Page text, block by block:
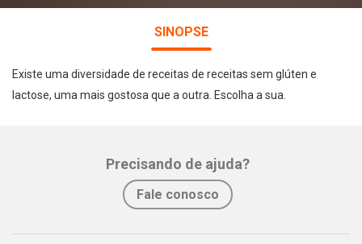
SINOPSE
Existe uma diversidade de receitas de receitas sem glúten e
lactose, uma mais gostosa que a outra. Escolha a sua.
Precisando de ajuda?
Fale conosco
Facebook Twitter